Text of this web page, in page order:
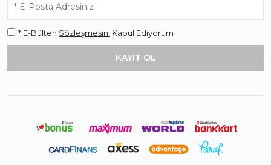
* E-Bülten Sözleşmesini Kabul Ediyorum